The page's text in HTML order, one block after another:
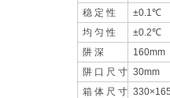
稳 定 性
±0.1℃
均 匀 性
±0.2℃
阱 深
160mm
阱 口 尺 寸 30mm
箱 体 尺 寸